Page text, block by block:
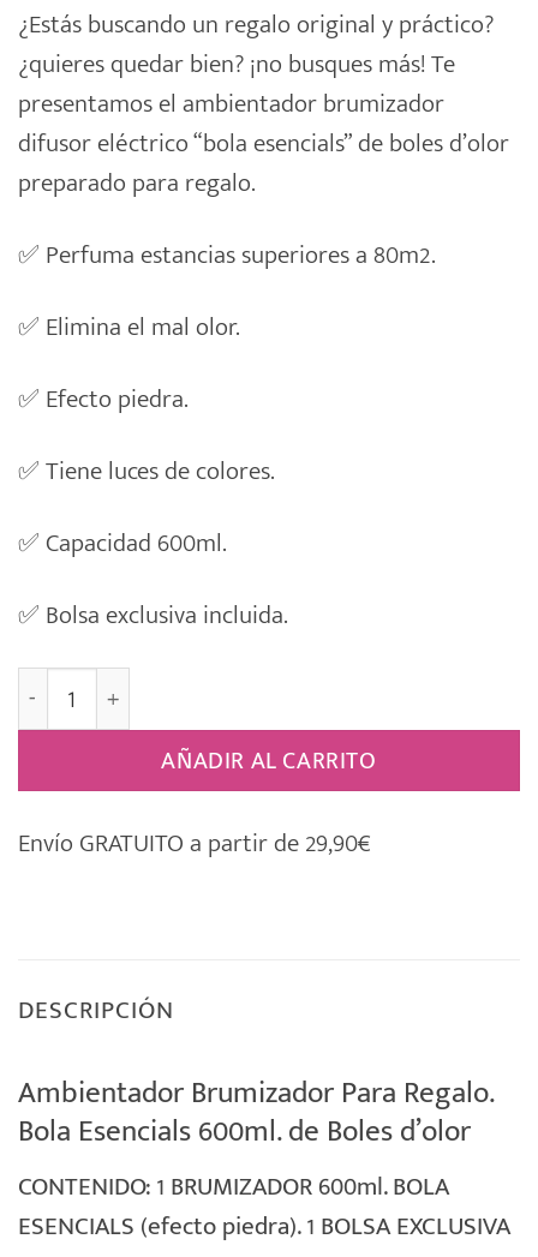
¿Estás buscando un regalo original y práctico?
¿quieres quedar bien? ¡no busques más! Te
presentamos el ambientador brumizador
difusor eléctrico “bola esencials” de boles d’olor
preparado para regalo.
✅ Perfuma estancias superiores a 80m2.
✅ Elimina el mal olor.
✅ Efecto piedra.
✅ Tiene luces de colores.
✅ Capacidad 600ml.
✅ Bolsa exclusiva incluida.
Brumizador Para Regalo “BOLA ESENCIALS” Grande
AÑADIR AL CARRITO
Envío GRATUITO a partir de 29,90€
DESCRIPCIÓN
Ambientador Brumizador Para Regalo.
Bola Esencials 600ml. de Boles d’olor
CONTENIDO: 1 BRUMIZADOR 600ml. BOLA
ESENCIALS (efecto piedra). 1 BOLSA EXCLUSIVA